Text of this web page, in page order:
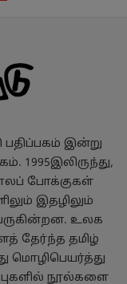
பதிப்பகம் இன்று
1995இலிருந்து,
போக்குகள்
இதழிலும்
உலக
தேர்ந்த தமிழ்
மொழிபெயர்த்து
நூல்களை